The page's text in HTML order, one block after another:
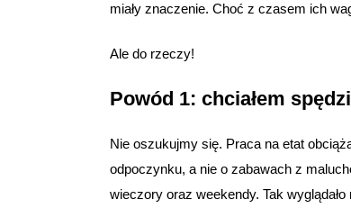
miały znaczenie. Choć z czasem ich
Ale do rzeczy!
Powód 1: chciałem
Nie oszukujmy się. Praca na etat
odpoczynku, a nie o zabawach z
wieczory oraz weekendy. Tak